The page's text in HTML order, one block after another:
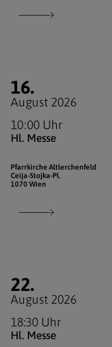
16.
August 2026
10:00 Uhr
Hl. Messe
Pfarrkirche Altlerchenfeld
Ceija-Stojka-Pl.
1070 Wien
22.
August 2026
18:30 Uhr
Hl. Messe